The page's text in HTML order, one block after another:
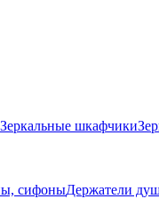
Зеркальные шкафчики
сифоныДержатели